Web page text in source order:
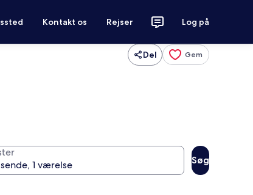
Kontakt os Rejser Log på
Del Gem
Søg